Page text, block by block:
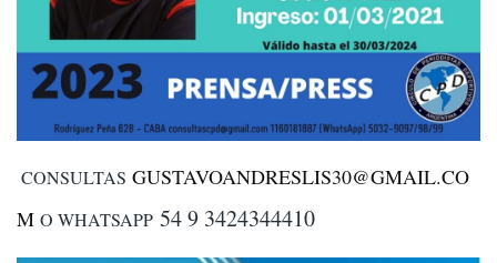
CONSULTAS GUSTAVOANDRESLIS30@GMAIL.CO
M O WHATSAPP 54 9 3424344410